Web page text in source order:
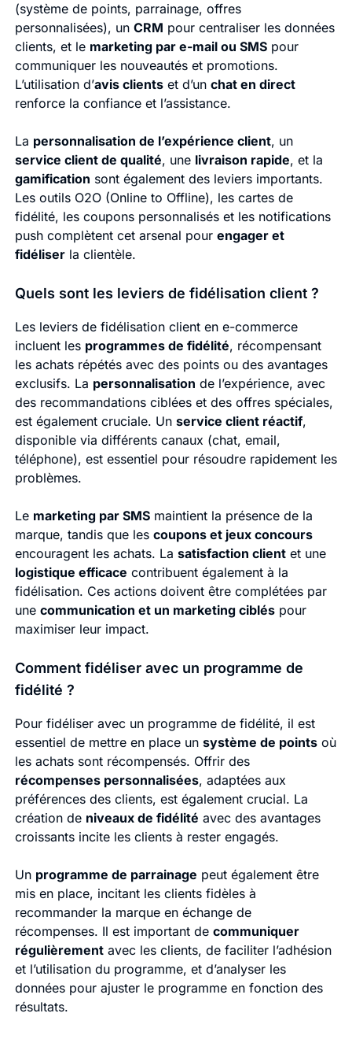
(système de points, parrainage, offres
personnalisées), un CRM pour centraliser les données
clients, et le marketing par e-mail ou SMSpour
communiquer les nouveautés et promotions.
L’utilisation d’avis clientset d’un chat en direct
renforce la confiance et l’assistance.
La personnalisation de l’expérience client, un
service client de qualité, une livraison rapide, et la
gamification sont également des leviers importants.
Les outils O2O (Online to Offline), les cartes de
fidélité, les coupons personnalisés et les notifications
push complètent cet arsenal pour engager et
fidéliserla clientèle.
Quels sont les leviers de fidélisation client ?
Les leviers de fidélisation client en e-commerce
incluent les programmes de fidélité, récompensant
les achats répétés avec des points ou des avantages
exclusifs. La personnalisation de l’expérience, avec
des recommandations ciblées et des offres spéciales,
est également cruciale. Un service client réactif,
disponible via différents canaux (chat, email,
téléphone), est essentiel pour résoudre rapidement les
problèmes.
Le marketing par SMSmaintient la présence de la
marque, tandis que les coupons et jeux concours
encouragent les achats. La satisfaction clientet une
logistique efficace contribuent également à la
fidélisation. Ces actions doivent être complétées par
une communication et un marketing cibléspour
maximiser leur impact.
Comment fidéliser avec un programme de
fidélité ?
Pour fidéliser avec un programme de fidélité, il est
essentiel de mettre en place un système de pointsoù
les achats sont récompensés. Offrir des
récompenses personnalisées, adaptées aux
préférences des clients, est également crucial. La
création de niveaux de fidélité avec des avantages
croissants incite les clients à rester engagés.
Un programme de parrainage peut également être
mis en place, incitant les clients fidèles à
recommander la marque en échange de
récompenses. Il est important de communiquer
régulièrementavec les clients, de faciliter l’adhésion
et l’utilisation du programme, et d’analyser les
données pour ajuster le programme en fonction des
résultats.